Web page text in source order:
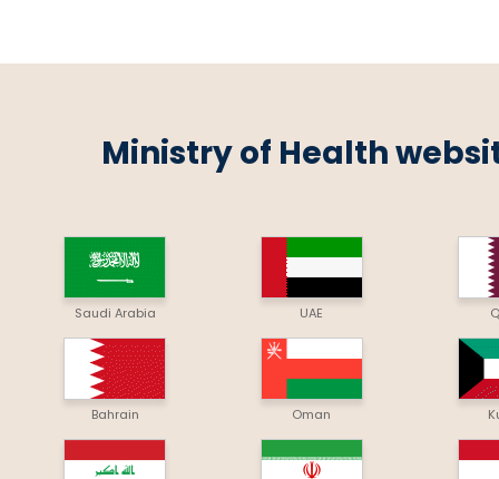
Ministry of Health
Saudi Arabia UAE
Bahrain Oman